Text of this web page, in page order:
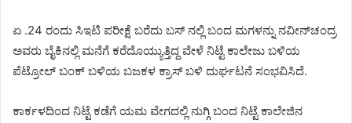
ಏ .24 ರಂದು ಸಿಇಟಿ ಪರೀಕ್ಷೆ ಬರೆದು ಬಸ್ ನಲ್ಲಿ ಬಂದ ಮಗಳನ್ನು ನವೀನ್‌ಚಂದ್ರ
ಅವರು ಬೈಕಿನಲ್ಲಿ ಮನೆಗೆ ಕರೆದೊಯ್ಯುತ್ತಿದ್ದ ವೇಳೆ ನಿಟ್ಟೆ ಕಾಲೇಜು ಬಳಿಯ
ಪೆಟ್ರೋಲ್ ಬಂಕ್ ಬಳಿಯ ಬಜಕಳ ಕ್ರಾಸ್‌ ಬಳಿ ದುರ್ಘಟನೆ ಸಂಭವಿಸಿದೆ.
ಕಾರ್ಕಳದಿಂದ ನಿಟ್ಟೆ ಕಡೆಗೆ ಯಮ ವೇಗದಲ್ಲಿ ನುಗ್ಗಿ ಬಂದ ನಿಟ್ಟೆ ಕಾಲೇಜಿನ